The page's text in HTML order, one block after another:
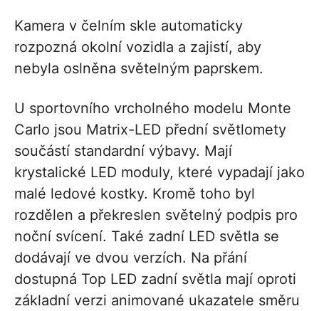
Kamera v čelním skle automaticky
rozpozná okolní vozidla a zajistí, aby
nebyla oslněna světelným paprskem.
U sportovního vrcholného modelu Monte
Carlo jsou Matrix-LED přední světlomety
součástí standardní výbavy. Mají
krystalické LED moduly, které vypadají jako
malé ledové kostky. Kromě toho byl
rozdělen a překreslen světelný podpis pro
noční svícení. Také zadní LED světla se
dodávají ve dvou verzích. Na přání
dostupná Top LED zadní světla mají oproti
základní verzi animované ukazatele směru